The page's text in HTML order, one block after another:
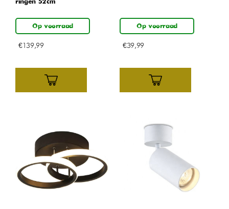
ringen 52cm
Op voorraad
€139,99
Op voorraad
€39,99